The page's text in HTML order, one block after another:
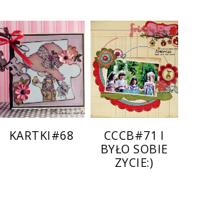
KARTKI#68
CCCB#71 I
BYŁO SOBIE
ZYCIE:)